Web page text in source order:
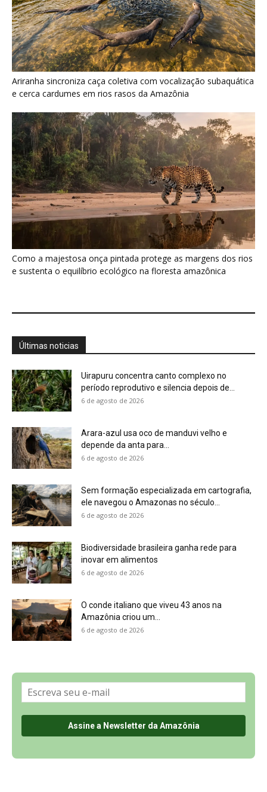
Ariranha sincroniza caça coletiva com vocalização subaquática
e cerca cardumes em rios rasos da Amazônia
Como a majestosa onça pintada protege as margens dos rios
e sustenta o equilíbrio ecológico na floresta amazônica
Últimas noticias
Uirapuru concentra canto complexo no
período reprodutivo e silencia depois de...
6 de agosto de 2026
Arara-azul usa oco de manduvi velho e
depende da anta para...
6 de agosto de 2026
Sem formação especializada em cartografia,
ele navegou o Amazonas no século...
6 de agosto de 2026
Biodiversidade brasileira ganha rede para
inovar em alimentos
6 de agosto de 2026
O conde italiano que viveu 43 anos na
Amazônia criou um...
6 de agosto de 2026